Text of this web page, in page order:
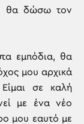
θα δώσω τον
εμπόδια, θα
μου αρχικά
σε καλή
με ένα νέο
μου εαυτό με